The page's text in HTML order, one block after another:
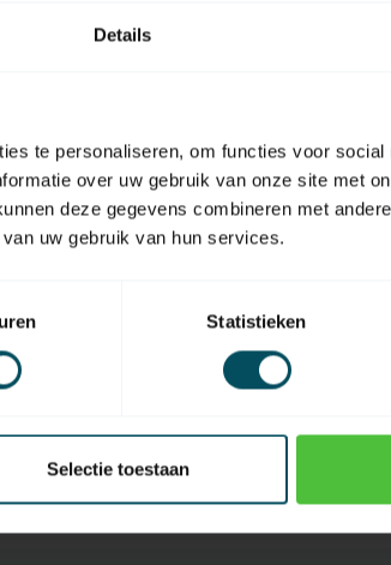
Details
te personaliseren, om functies voor social
over uw gebruik van onze site met
deze gegevens combineren met
uw gebruik van hun services.
Statistieken
Selectie toestaan
Op